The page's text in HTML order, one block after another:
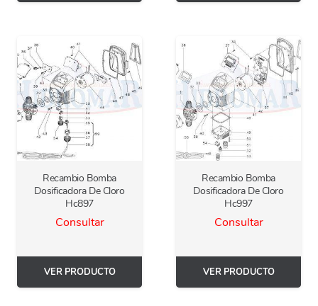
Recambio Bomba
Dosificadora De Cloro
Hc897
Consultar
VER PRODUCTO
Recambio Bomba
Dosificadora De Cloro
Hc997
Consultar
VER PRODUCTO